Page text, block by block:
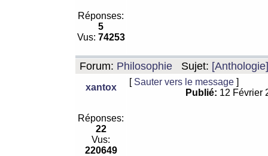
Réponses:
5
Vus: 74253
Forum: Philosophie Sujet:
xantox
[ Sauter vers le message ]
Publié: 12 Février
Réponses:
22
Vus:
220649